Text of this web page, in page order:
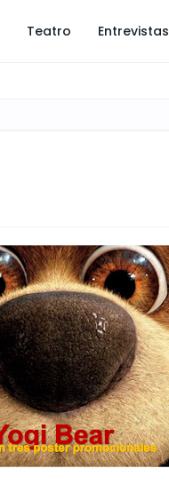
Teatro Entrevistas